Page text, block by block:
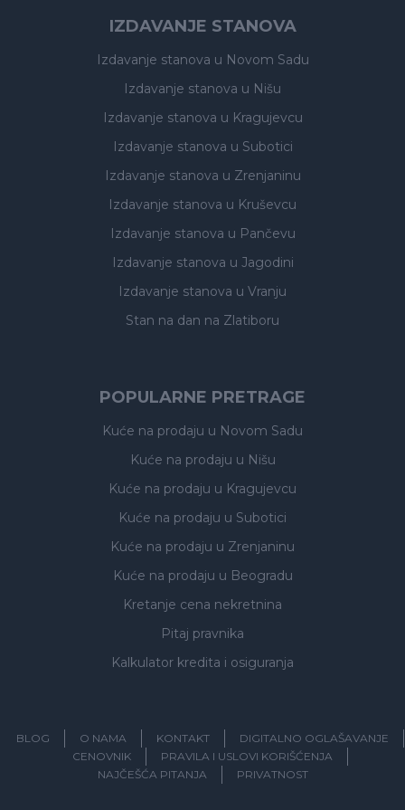
IZDAVANJE STANOVA
Izdavanje stanova u Novom Sadu
Izdavanje stanova u Nišu
Izdavanje stanova u Kragujevcu
Izdavanje stanova u Subotici
Izdavanje stanova u Zrenjaninu
Izdavanje stanova u Kruševcu
Izdavanje stanova u Pančevu
Izdavanje stanova u Jagodini
Izdavanje stanova u Vranju
Stan na dan na Zlatiboru
POPULARNE PRETRAGE
Kuće na prodaju u Novom Sadu
Kuće na prodaju u Nišu
Kuće na prodaju u Kragujevcu
Kuće na prodaju u Subotici
Kuće na prodaju u Zrenjaninu
Kuće na prodaju u Beogradu
Kretanje cena nekretnina
Pitaj pravnika
Kalkulator kredita i osiguranja
BLOG O NAMA KONTAKT
DIGITALNO OGLAŠAVANJE
CENOVNIK
PRAVILA I USLOVI KORIŠĆENJA
NAJČEŠĆA PITANJA
PRIVATNOST